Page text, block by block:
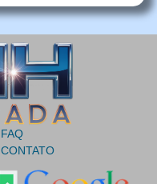
FAQ
CONTATO